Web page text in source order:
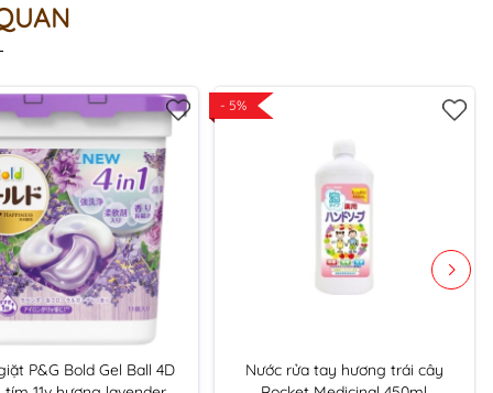
P&G Bold Gel Ball 4D
- 5%
Nước rửa tay hương trái cây